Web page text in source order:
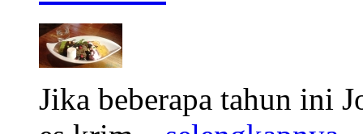
Jika beberapa tahun ini